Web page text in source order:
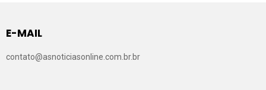
E-MAIL
contato@asnoticiasonline.com.br.br